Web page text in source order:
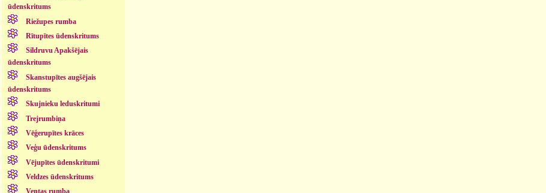
ūdenskritums
Riežupes rumba
Rītupītes ūdenskritums
Sildruvu Apakšējais
ūdenskritums
Skanstupītes augšējais
ūdenskritums
Skujnieku leduskritumi
Trejrumbiņa
Vēģerupītes krāces
Veģu ūdenskritums
Vējupītes ūdenskritumi
Veldzes ūdenskritums